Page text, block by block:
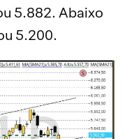
5.882. Abaixo
5.200.